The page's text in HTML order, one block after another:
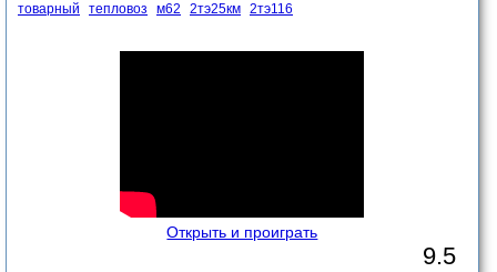
товарный
тепловоз м62 2тэ25км 2тэ116
Открыть и проиграть
9.5